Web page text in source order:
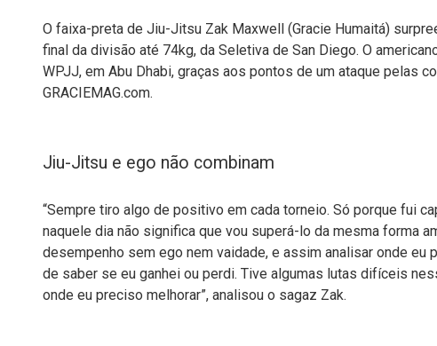
O faixa-preta de Jiu-Jitsu Zak Maxwell (Gracie Humaitá)
final da divisão até 74kg, da Seletiva de San Diego. O
WPJJ, em Abu Dhabi, graças aos pontos de um ataque pelas
GRACIEMAG.com.
Jiu-Jitsu e ego não combinam
“Sempre tiro algo de positivo em cada torneio. Só porque fui
naquele dia não significa que vou superá-lo da mesma forma
desempenho sem ego nem vaidade, e assim analisar onde
de saber se eu ganhei ou perdi. Tive algumas lutas difíceis
onde eu preciso melhorar”, analisou o sagaz Zak.